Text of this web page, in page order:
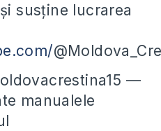
susține lucrarea
—
manualele